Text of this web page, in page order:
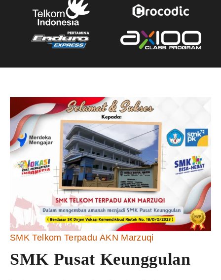
SMK Telkom Terpadu AKN Marzuqi
SMK Pusat Keunggulan